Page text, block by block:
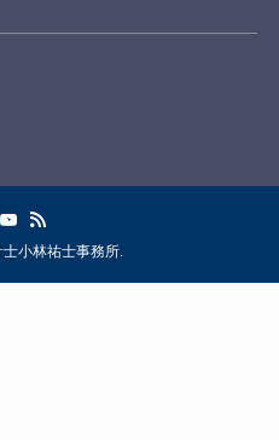
小林祐士事務所.